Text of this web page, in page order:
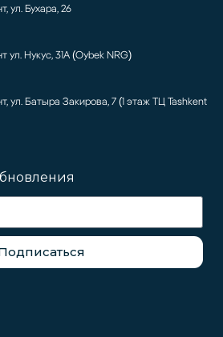
ул. Бухара, 26
ул. Нукус, 31А (Oybek NRG)
ул. Батыра Закирова, 7 (1 этаж ТЦ Tashkent